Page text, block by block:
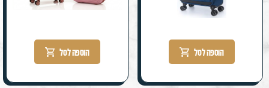
הוספה לסל הוספה לסל